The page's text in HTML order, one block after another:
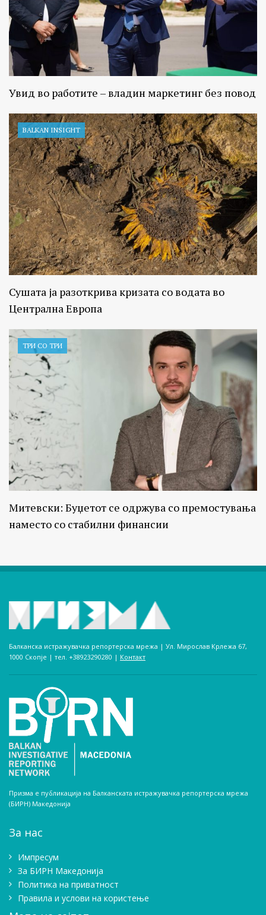
Увид во работите – владин маркетинг без повод
BALKAN INSIGHT
Сушата ја разоткрива кризата со водата во
Централна Европа
ТРИ СО ТРИ
Митевски: Буџетот се одржува со премостувања
наместо со стабилни финансии
Балканска истражувачка репортерска мрежа | Ул. Мирослав Крлежа 67,
1000 Скопје | тел. +38923290280­ | Контакт
Призма е публикација на Балканската истражувачка репортерска мрежа
(БИРН) Македонија
За нас
Импресум
Зa БИРН Македонија
Политика на приватност
Правила и услови на користење